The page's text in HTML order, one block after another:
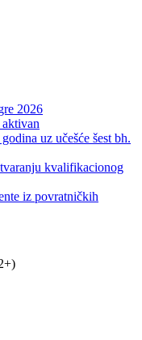
2026
uz učešće šest bh.
kvalifikacionog
iz povratničkih